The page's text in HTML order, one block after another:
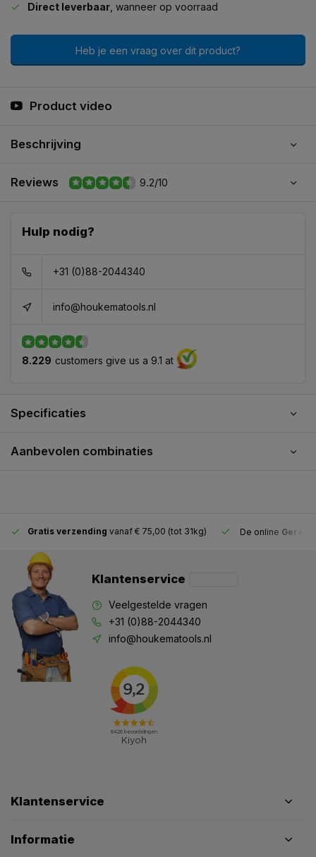
Direct leverbaar , wanneer op voorraad
Heb je een vraag over dit product?
Product video
Beschrijving
Reviews 9.2/10
Hulp nodig?
+31 (0)88-2044340
info@houkematools.nl
8.229 customers give us a 9.1 at
Specificaties
Aanbevolen combinaties
Gratis verzending vanaf € 75,00 (tot 31kg) De online
Klantenservice
Veelgestelde vragen
+31 (0)88-2044340
info@houkematools.nl
Klantenservice
Informatie